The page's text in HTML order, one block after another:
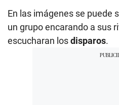
En las imágenes se puede
un grupo encarando a sus
escucharan losdisparos.